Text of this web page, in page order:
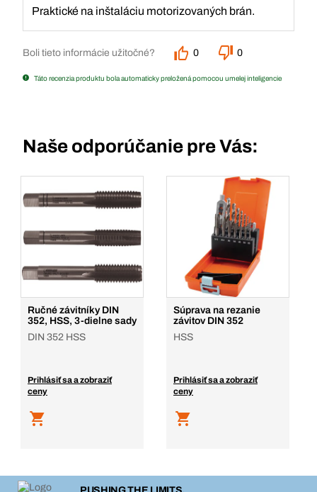
Praktické na inštaláciu motorizovaných brán.
Boli tieto informácie užitočné? 0 0
Táto recenzia produktu bola automaticky preložená pomocou umelej inteligencie
Naše odporúčanie pre Vás:
Ručné závitníky DIN
352, HSS, 3-dielne sady
DIN 352 HSS
Prihlásiť sa a zobraziť
ceny
Súprava na rezanie
závitov DIN 352
HSS
Prihlásiť sa a zobraziť
ceny